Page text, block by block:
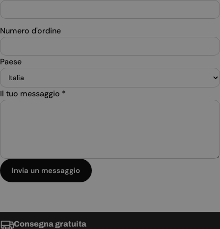
Numero d'ordine
Paese
Il tuo messaggio *
Invia un messaggio
Consegna gratuita